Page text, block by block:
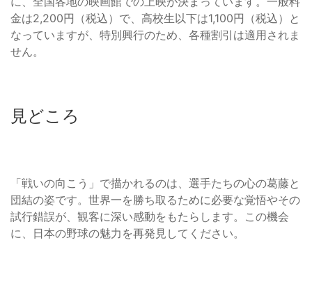
金は2,200円（税込）で、高校生以下は1,100円（税込）と
なっていますが、特別興行のため、各種割引は適用されま
せん。
見どころ
「戦いの向こう」で描かれるのは、選手たちの心の葛藤と
団結の姿です。世界一を勝ち取るために必要な覚悟やその
試行錯誤が、観客に深い感動をもたらします。この機会
に、日本の野球の魅力を再発見してください。